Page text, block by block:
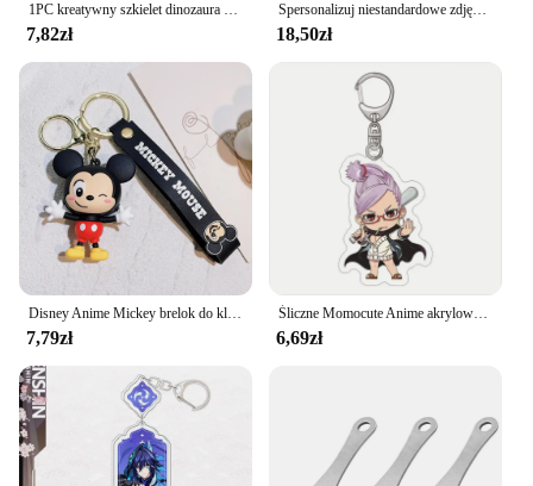
1PC kreatywny szkielet dinozaura brelok szykowny ze zwierzęcymi kośćmi brelok dla kobiet torba męska urok kluczyk do samochodu dziecka zabawka na Halloween prezenty
7,82zł
Spersonalizuj niestandardowe zdjęcie pary dla prezent na walentynki nazwa własna brelok na prezent na randkę dla pary chłopaka
18,50zł
Disney Anime Mickey brelok do kluczy kreskówka ścieg śliczny Minnie brelok torba studencka wiszące na brelok do kluczyków do samochodu prezenty świąteczne
7,79zł
Śliczne Momocute Anime akrylowe figurki brelok Boku No Hero Academia dzieci torba na prezenty Charms akrylowy wisiorek do torby breloczek
6,69zł